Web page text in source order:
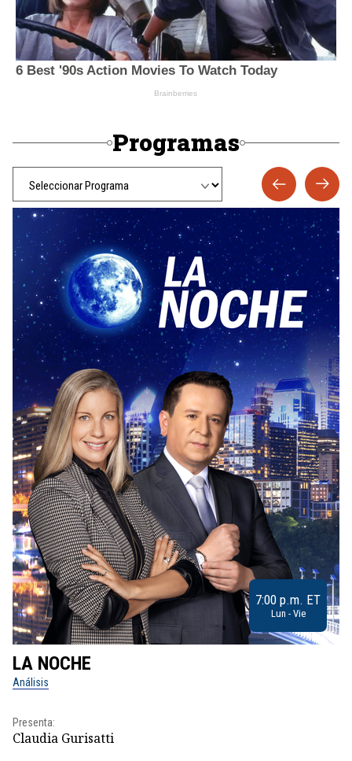
Programas
7:00 p.m. ET
Lun - Vie
LA NOCHE
Análisis
Presenta:
Claudia Gurisatti